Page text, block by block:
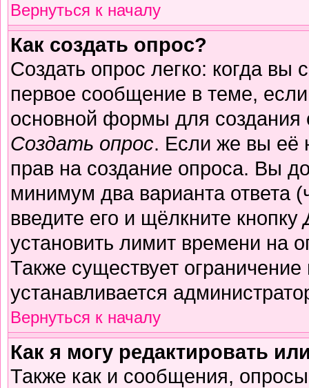
Вернуться к началу
Как создать опрос?
Создать опрос легко: когда вы
первое сообщение в теме,
основной формы для
Создать опрос. Если же вы её
прав на создание опроса. Вы
минимум два варианта ответа
введите его и щёлкните кнопку
установить лимит времени на
Также существует
устанавливается
Вернуться к началу
Как я могу редактировать
Также как и сообщения, опросы